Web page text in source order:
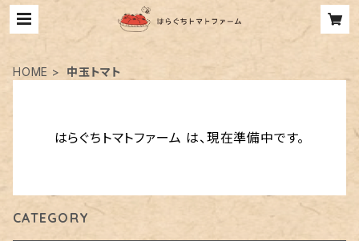
HOME 中玉トマト
はらぐちトマトファーム は、現在準備中です。
CATEGORY